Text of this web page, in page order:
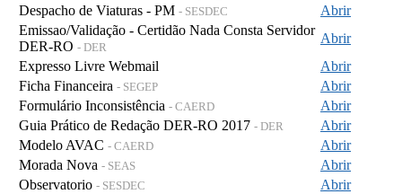
Despacho de Viaturas - PM - SESDEC
Abrir
Emissao/Validação - Certidão Nada Consta Servidor
DER-RO - DER
Abrir
Expresso Livre Webmail
Abrir
Ficha Financeira - SEGEP
Abrir
Formulário Inconsistência - CAERD
Abrir
Guia Prático de Redação DER-RO 2017 - DER
Abrir
Modelo AVAC - CAERD
Abrir
Morada Nova - SEAS
Abrir
Observatorio - SESDEC
Abrir